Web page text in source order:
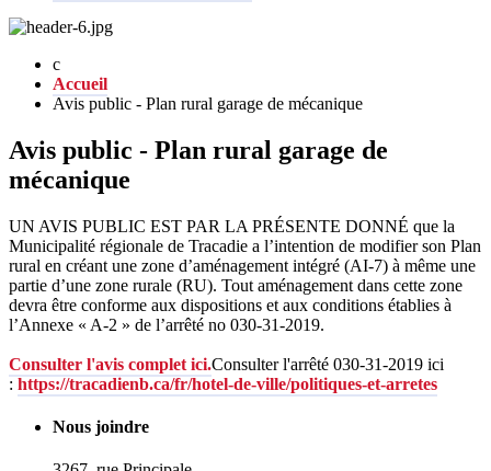
Accueil
Avis public - Plan rural garage de mécanique
Avis public - Plan rural garage de
mécanique
UN AVIS PUBLIC EST PAR LA PRÉSENTE DONNÉ que la
Municipalité régionale de Tracadie a l’intention de modifier son Plan
rural en créant une zone d’aménagement intégré (AI-7) à même une
partie d’une zone rurale (RU). Tout aménagement dans cette zone
devra être conforme aux dispositions et aux conditions établies à
l’Annexe « A-2 » de l’arrêté no 030-31-2019.
Consulter l'avis complet ici.Consulter l'arrêté 030-31-2019 ici
: https://tracadienb.ca/fr/hotel-de-ville/politiques-et-arretes
Nous joindre